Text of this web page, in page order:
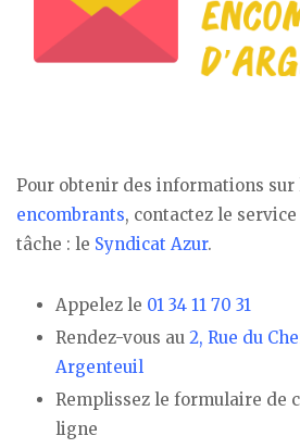
Pour obtenir des informations sur
encombrants, contactez le
tâche : le Syndicat Azur.
Appelez le 01 34 11 70 31
Rendez-vous au 2, Rue du
Argenteuil
Remplissez le formulaire de
ligne